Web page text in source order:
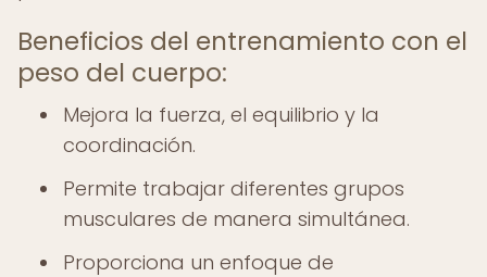
Beneficios del entrenamiento con el
peso del cuerpo:
Mejora la fuerza, el equilibrio y la
coordinación.
Permite trabajar diferentes grupos
musculares de manera simultánea.
Proporciona un enfoque de